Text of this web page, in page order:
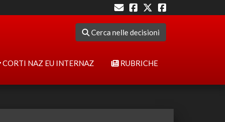
Cerca nelle decisioni
CORTI NAZ EU INTERNAZ RUBRICHE